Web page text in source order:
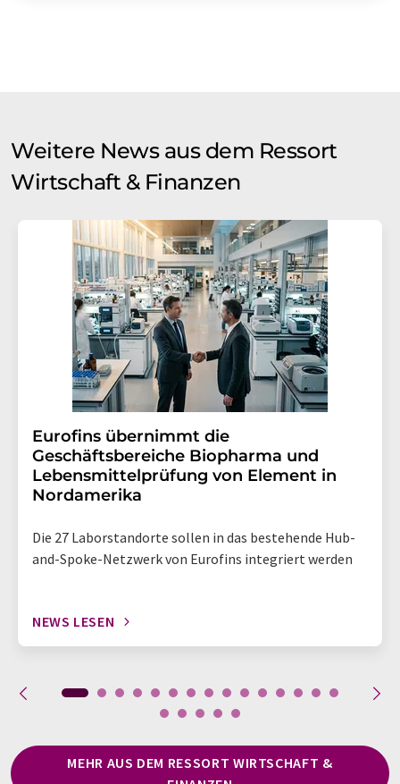
Weitere News aus dem Ressort
Wirtschaft & Finanzen
Eurofins übernimmt die
Geschäftsbereiche Biopharma und
Lebensmittelprüfung von Element in
Nordamerika
Die 27 Laborstandorte sollen in das bestehende Hub-
and-Spoke-Netzwerk von Eurofins integriert werden
NEWS LESEN
MEHR AUS DEM RESSORT WIRTSCHAFT &